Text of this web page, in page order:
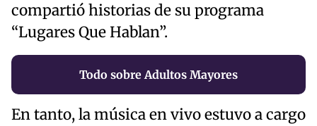
compartió historias de su programa
“Lugares Que Hablan”.
Todo sobre Adultos Mayores
En tanto, la música en vivo estuvo a cargo